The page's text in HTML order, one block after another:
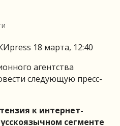
18 марта, 12:40
агентства
следующую пресс-
к интернет-
сегменте